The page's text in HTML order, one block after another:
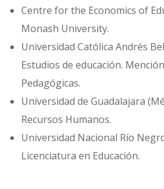
Centre for the Economics of
Monash University.
Universidad Católica Andrés
Estudios de educación.
Pedagógicas.
Universidad de Guadalajara
Recursos Humanos.
Universidad Nacional Río
Licenciatura en Educación.